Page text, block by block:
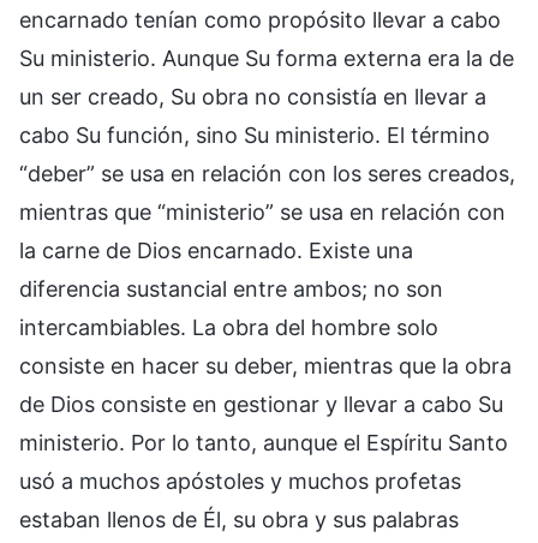
encarnado tenían como propósito llevar a cabo
Su ministerio. Aunque Su forma externa era la de
un ser creado, Su obra no consistía en llevar a
cabo Su función, sino Su ministerio. El término
“deber” se usa en relación con los seres creados,
mientras que “ministerio” se usa en relación con
la carne de Dios encarnado. Existe una
diferencia sustancial entre ambos; no son
intercambiables. La obra del hombre solo
consiste en hacer su deber, mientras que la obra
de Dios consiste en gestionar y llevar a cabo Su
ministerio. Por lo tanto, aunque el Espíritu Santo
usó a muchos apóstoles y muchos profetas
estaban llenos de Él, su obra y sus palabras